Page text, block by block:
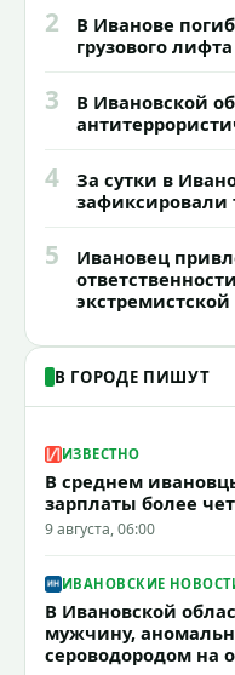
2
В Иванове
грузового лифта
3
В Ивановской
4
За сутки в
зафиксировали
5
Ивановец
В ГОРОДЕ ПИШУТ
ИЗВЕСТНО
В среднем
зарплаты более
9 августа, 06:00
ИВАНОВСКИЕ
В Ивановской
мужчину,
сероводородом на